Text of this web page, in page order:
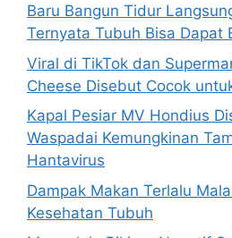
r
:
Baru Bangun Tidur
Ternyata Tubuh Bisa Dapat
Viral di TikTok dan
Cheese Disebut Cocok
Kapal Pesiar MV Hondius
Waspadai Kemungkinan
Hantavirus
Dampak Makan Terlalu
Kesehatan Tubuh